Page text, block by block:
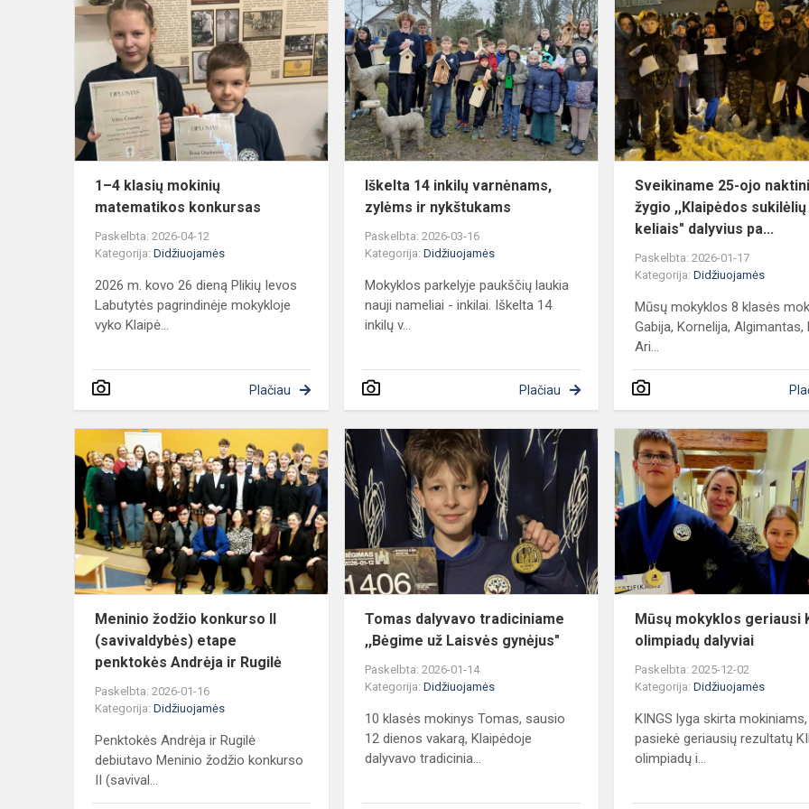
1–
4
klasių
mokinių
matematikos
konkursas
1–4 klasių mokinių
matematikos konkursas
Paskelbta: 2026-04-12
Kategorija: Didžiuojamės
2026 m. kovo 26 dieną Plikių Ievos
Labutytės pagrindinėje mokykloje
vyko Klaipė...
Plačiau
Iškelta
14
inkilų
varnėnams,
zylėms
ir
nykštukams
Iškelta 14 inkilų varnėnams,
zylėms ir nykštukams
Paskelbta: 2026-03-16
Kategorija:Didžiuojamės
Mokyklos parkelyje paukščių laukia
nauji nameliai - inkilai. Iškelta 14
inkilų v...
Plačiau
Sveikiname 25-ojo
žygio ,,Klaipėdos sukilėlių
keliais" dalyvius pa...
Paskelbta: 2026-01-17
Kategorija:Didžiuojamės
Mūsų mokyklos 8 klasės
Gabija, Kornelija, Algimantas,
Ari...
Meninio
žodžio
konkurso
(savivaldybės)
etape
penktokės
A...
Meninio žodžio konkurso II
(savivaldybės) etape
penktokės Andrėja ir Rugilė
Paskelbta: 2026-01-16
Kategorija: Didžiuojamės
Penktokės Andrėja ir Rugilė
debiutavo Meninio žodžio konkurso
II (savival...
Tomas
dalyvavo
tradiciniame
,,Bėgime
Laisvės
gynėjus"
Tomas dalyvavo tradiciniame
,,Bėgime už Laisvės gynėjus"
Paskelbta: 2026-01-14
Kategorija:Didžiuojamės
10 klasės mokinys Tomas, sausio
12 dienos vakarą, Klaipėdoje
dalyvavo tradicinia...
Mūsų mokyklos geriausi
olimpiadų dalyviai
Paskelbta: 2025-12-02
Kategorija:Didžiuojamės
KINGS lyga skirta
pasiekė geriausių rezultatų
olimpiadų i...